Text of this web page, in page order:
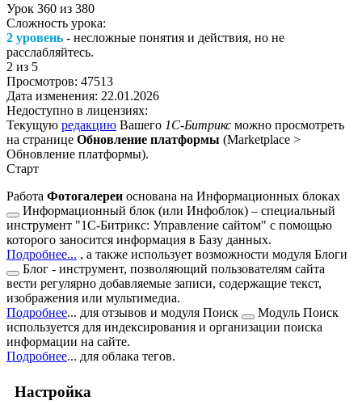
Урок 360 из 380
Сложность урока:
2 уровень - несложные понятия и действия, но не
расслабляйтесь.
2 из 5
Просмотров: 47513
Дата изменения: 22.01.2026
Недоступно в лицензиях:
Текущую редакцию Вашего 1С-Битрикс можно просмотреть
на странице Обновление платформы (Marketplace >
Обновление платформы).
Старт
Работа Фотогалереи основана на Информационных блоках
Информационный блок (или Инфоблок) – специальный
инструмент "1С-Битрикс: Управление сайтом" с помощью
которого заносится информация в Базу данных.
Подробнее... , а также использует возможности модуля Блоги
Блог - инструмент, позволяющий пользователям сайта
вести регулярно добавляемые записи, содержащие текст,
изображения или мультимедиа.
Подробнее... для отзывов и модуля Поиск
Модуль Поиск
используется для индексирования и организации поиска
информации на сайте.
Подробнее... для облака тегов.
Настройка